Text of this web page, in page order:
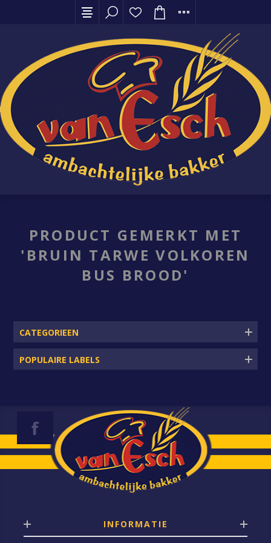
PRODUCT GEMERKT MET
'BRUIN TARWE VOLKOREN
BUS BROOD'
CATEGORIEEN
POPULAIRE LABELS
INFORMATIE